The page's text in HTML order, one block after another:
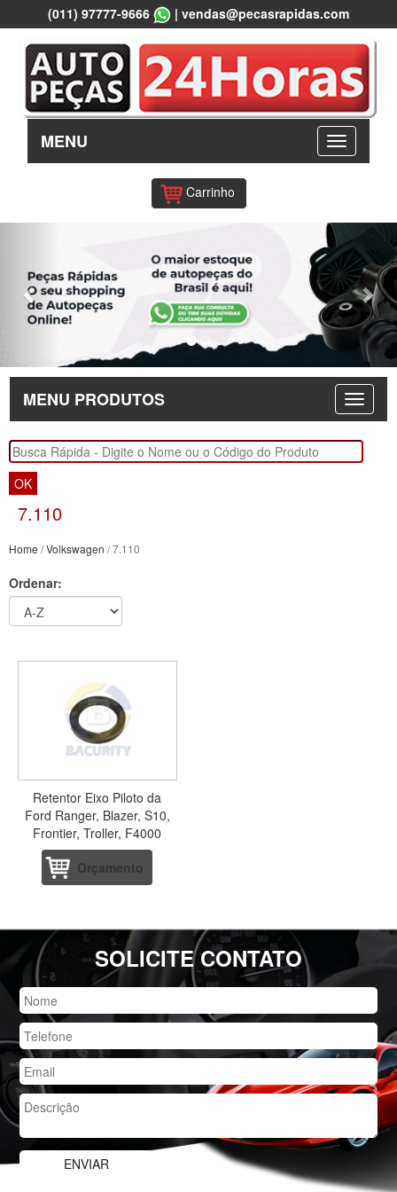
(011) 97777-9666 | vendas@pecasrapidas.com
MENU
Carrinho
MENU PRODUTOS
OK
7.110
Home /Volkswagen / 7.110
Ordenar:
Retentor Eixo Piloto da
Ford Ranger, Blazer, S10,
Frontier, Troller, F4000
Orçamento
SOLICITE CONTATO